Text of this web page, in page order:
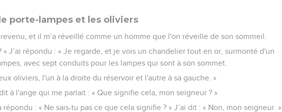
porte-lampes et les oliviers
et il m’a réveillé comme un homme que l'on réveille de son sommeil.
» J’ai répondu : « Je regarde, et je vois un chandelier tout en or, surmonté d'un
avec sept conduits pour les lampes qui sont à son sommet.
oliviers, l'un à la droite du réservoir et l'autre à sa gauche. »
à l'ange qui me parlait : « Que signifie cela, mon seigneur ? »
répondu : « Ne sais-tu pas ce que cela signifie ? » J’ai dit : « Non, mon seigneur. »